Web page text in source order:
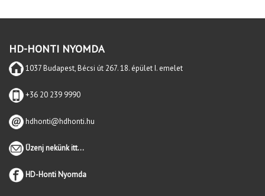
HD-HONTI NYOMDA
1037 Budapest, Bécsi út 267. 18. épület I. emelet
+36 20 239 9990
hdhonti@hdhonti.hu
Üzenj nekünk itt...
HD-Honti Nyomda